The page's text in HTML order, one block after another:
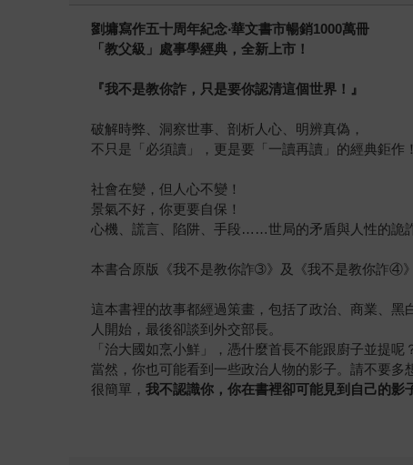
劉墉寫作五十周年紀念‧華文書市暢銷1000萬冊
「教父級」處事學經典，全新上市！
『我不是教你詐，只是要你認清這個世界！ 』
破解時弊、洞察世事、剖析人心、明辨真偽，
不只是「必須讀」，更是要「一讀再讀」的經典鉅作！
社會在變，但人心不變！
景氣不好，你更要自保！
心機、謊言、陷阱、手段……世局的矛盾與人性的詭
本書合原版《我不是教你詐➂》及《我不是教你詐④
這本書裡的故事都經過策畫，包括了政治、商業、
人開始，最後卻談到外交部長。
「治大國如烹小鮮」，憑什麼首長不能跟廚子並提呢
當然，你也可能看到一些政治人物的影子。請不要多
很簡單，我不認識你，你在書裡卻可能見到自己的影